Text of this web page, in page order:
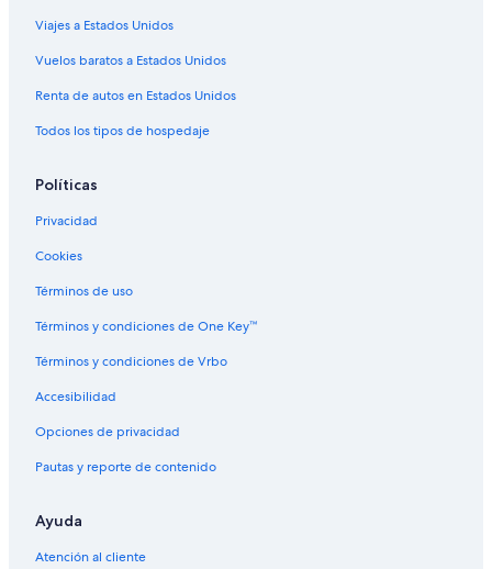
Hoteles en Casabona
Hoteles cerca de Caldera volcánica Cirque de Mafate
Hoteles en Le Portail
Hoteles en La Possession
Hoteles en Le Brûlé
Hoteles en Saint-Leu
Hoteles con bar en Sainte-Clotilde
Viajes a Estados Unidos
Vuelos baratos a Estados Unidos
Renta de autos en Estados Unidos
Todos los tipos de hospedaje
Políticas
Privacidad
Cookies
Términos de uso
Términos y condiciones de One Key™
Términos y condiciones de Vrbo
Accesibilidad
Opciones de privacidad
Pautas y reporte de contenido
Ayuda
Atención al cliente